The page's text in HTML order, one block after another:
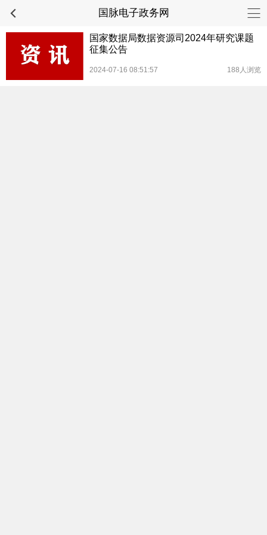
国脉电子政务网
国家数据局数据资源司2024年研究课题
征集公告
2024-07-16 08:51:57 188人浏览